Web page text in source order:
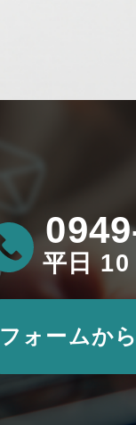
平日 10
フォームか